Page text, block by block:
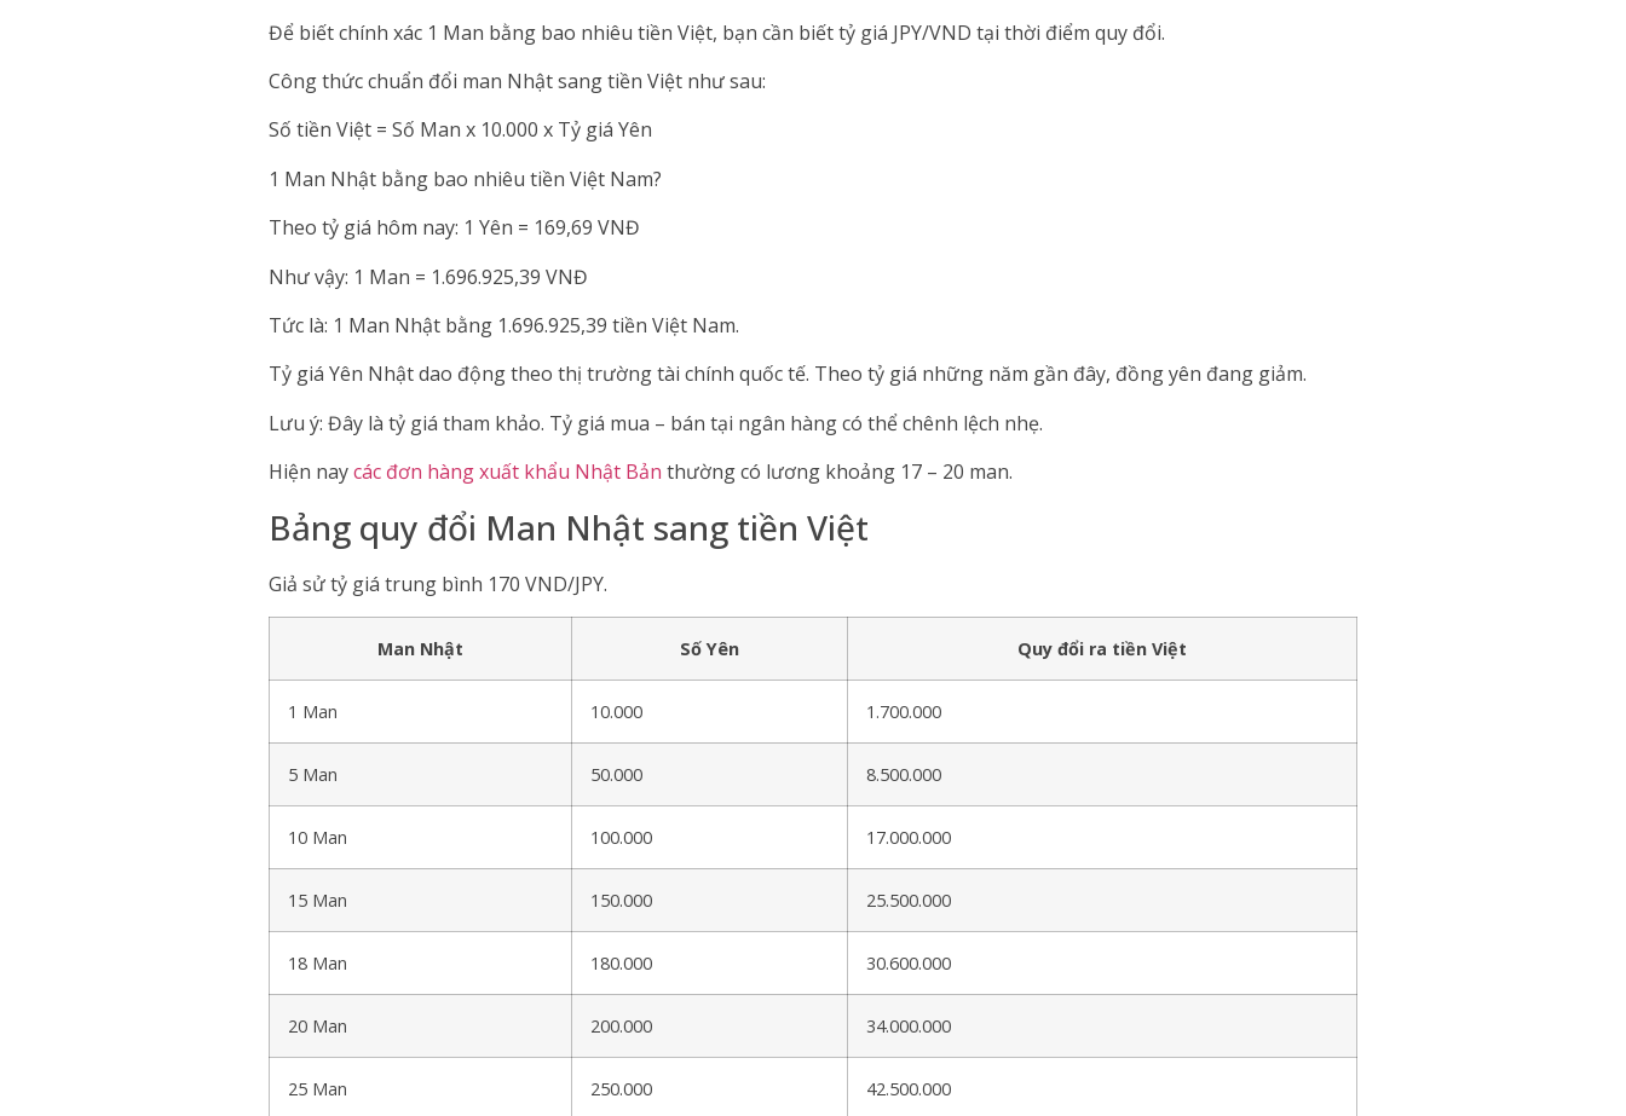
Để biết chính xác 1 Man bằng bao nhiêu tiền Việt, bạn cần biết tỷ giá JPY/VND tại thời điểm quy đổi.
Công thức chuẩn đổi man Nhật sang tiền Việt như sau:
Số tiền Việt = Số Man x 10.000 x Tỷ giá Yên
1 Man Nhật bằng bao nhiêu tiền Việt Nam?
Theo tỷ giá hôm nay: 1 Yên = 169,69 VNĐ
Như vậy: 1 Man = 1.696.925,39 VNĐ
Tức là: 1 Man Nhật bằng 1.696.925,39 tiền Việt Nam.
Tỷ giá Yên Nhật dao động theo thị trường tài chính quốc tế. Theo tỷ giá những năm gần đây, đồng yên đang giảm.
Lưu ý: Đây là tỷ giá tham khảo. Tỷ giá mua – bán tại ngân hàng có thể chênh lệch nhẹ.
Hiện naycác đơn hàng xuất khẩu Nhật Bản thường có lương khoảng 17 – 20 man.
Bảng quy đổi Man Nhật sang tiền Việt
Giả sử tỷ giá trung bình 170 VND/JPY.
Man Nhật Số Yên Quy đổi ra tiền Việt
1 Man 10.000 1.700.000
5 Man 50.000 8.500.000
10 Man 100.000 17.000.000
15 Man 150.000 25.500.000
18 Man 180.000 30.600.000
20 Man 200.000 34.000.000
25 Man 250.000 42.500.000